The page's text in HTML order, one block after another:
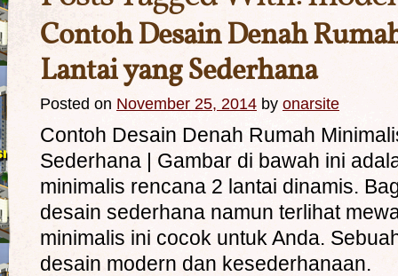
Contoh Desain Denah
Lantai yang Sederhana
Posted on November 25, 2014 by onarsite
Contoh Desain Denah Rumah
Sederhana | Gambar di bawah ini
minimalis rencana 2 lantai dinamis.
desain sederhana namun terlihat
minimalis ini cocok untuk Anda.
desain modern dan